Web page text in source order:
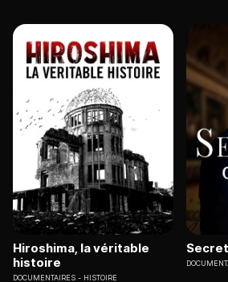
Hiroshima, la véritable
histoire
DOCUMENTAIRES HISTOIRE